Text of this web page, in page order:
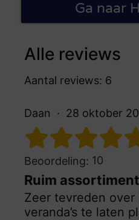
Ga naar
Alle reviews
Aantal reviews: 6
Daan 28 oktober
Beoordeling: 10
Ruim
Zeer tevreden
veranda’s te laten